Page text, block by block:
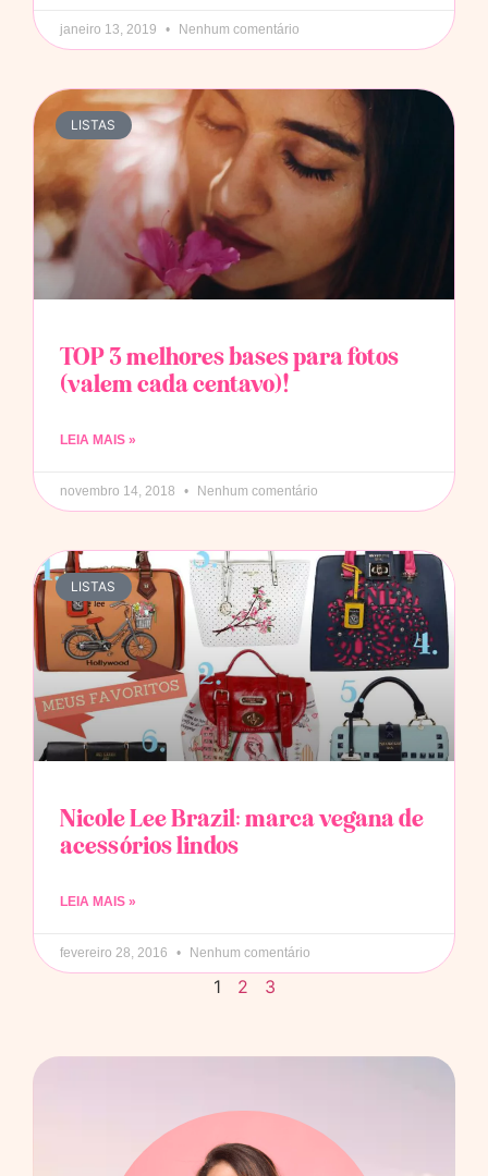
janeiro 13, 2019 Nenhum comentário
LISTAS
TOP 3 melhores bases para fotos
(valem cada centavo)!
LEIA MAIS »
novembro 14, 2018 Nenhum comentário
LISTAS
Nicole Lee Brazil: marca vegana de
acessórios lindos
LEIA MAIS »
fevereiro 28, 2016 Nenhum comentário
1 2 3